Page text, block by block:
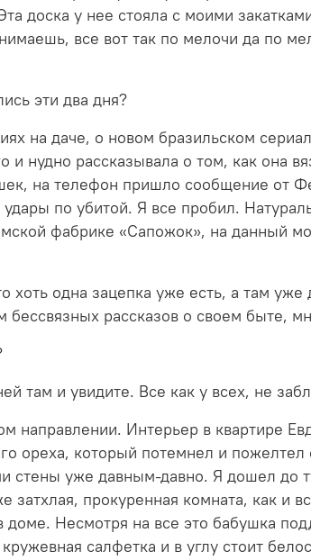
доска у нее стояла с моими
все вот так по мелочи да по
эти два дня?
на даче, о новом бразильском
и нудно рассказывала о том, как она
на телефон пришло сообщение от
по убитой. Я все пробил.
фабрике «Сапожок», на данный
одна зацепка уже есть, а там
рассказов о своем быте,
там и увидите. Все как у всех, не
направлении. Интерьер в квартире
ореха, который потемнел и пожелтел
стены уже давным-давно. Я дошел до
прокуренная комната, как и
Несмотря на все это бабушка
кружевная салфетка и в углу стоит